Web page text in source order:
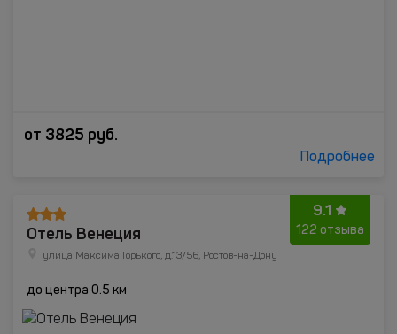
от 3825 руб.
Подробнее
9.1
122 отзыва
Отель Венеция
улица Максима Горького, д.13/56, Ростов-на-Дону
до центра 0.5 км